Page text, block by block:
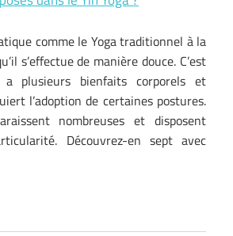
comme le Yoga traditionnel à la
s’effectue de manière douce. C’est
plusieurs bienfaits corporels et
l’adoption de certaines postures.
nombreuses et disposent
Découvrez-en sept avec